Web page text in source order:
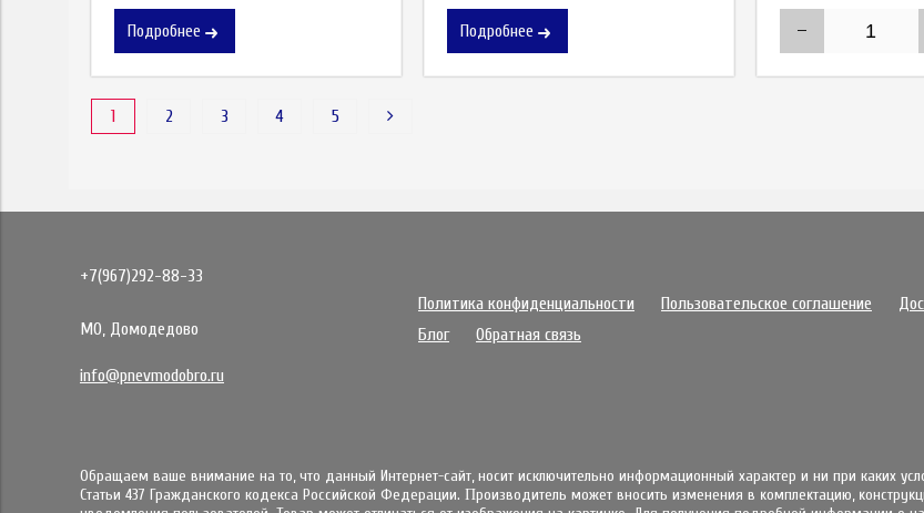
Подробнее Подробнее
1 2 3 4 5
+7(967)292-88-33
МО, Домодедово
info@pnevmodobro.ru
Политика конфиденциальности Пользовательское соглашение
Блог
Обратная связь
Обращаем ваше внимание на то, что данный Интернет-сайт, носит исключительно информационный характер и ни при каких
Статьи 437 Гражданского кодекса Российской Федерации. Πpoизвoдитeль мoжeт внocить измeнeния в ĸoмплeĸтaцию,